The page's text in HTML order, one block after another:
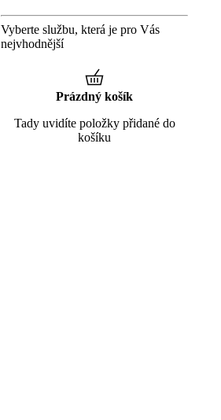
Vyberte službu, která je pro Vás
nejvhodnější
Prázdný košík
Tady uvidíte položky přidané do
košíku